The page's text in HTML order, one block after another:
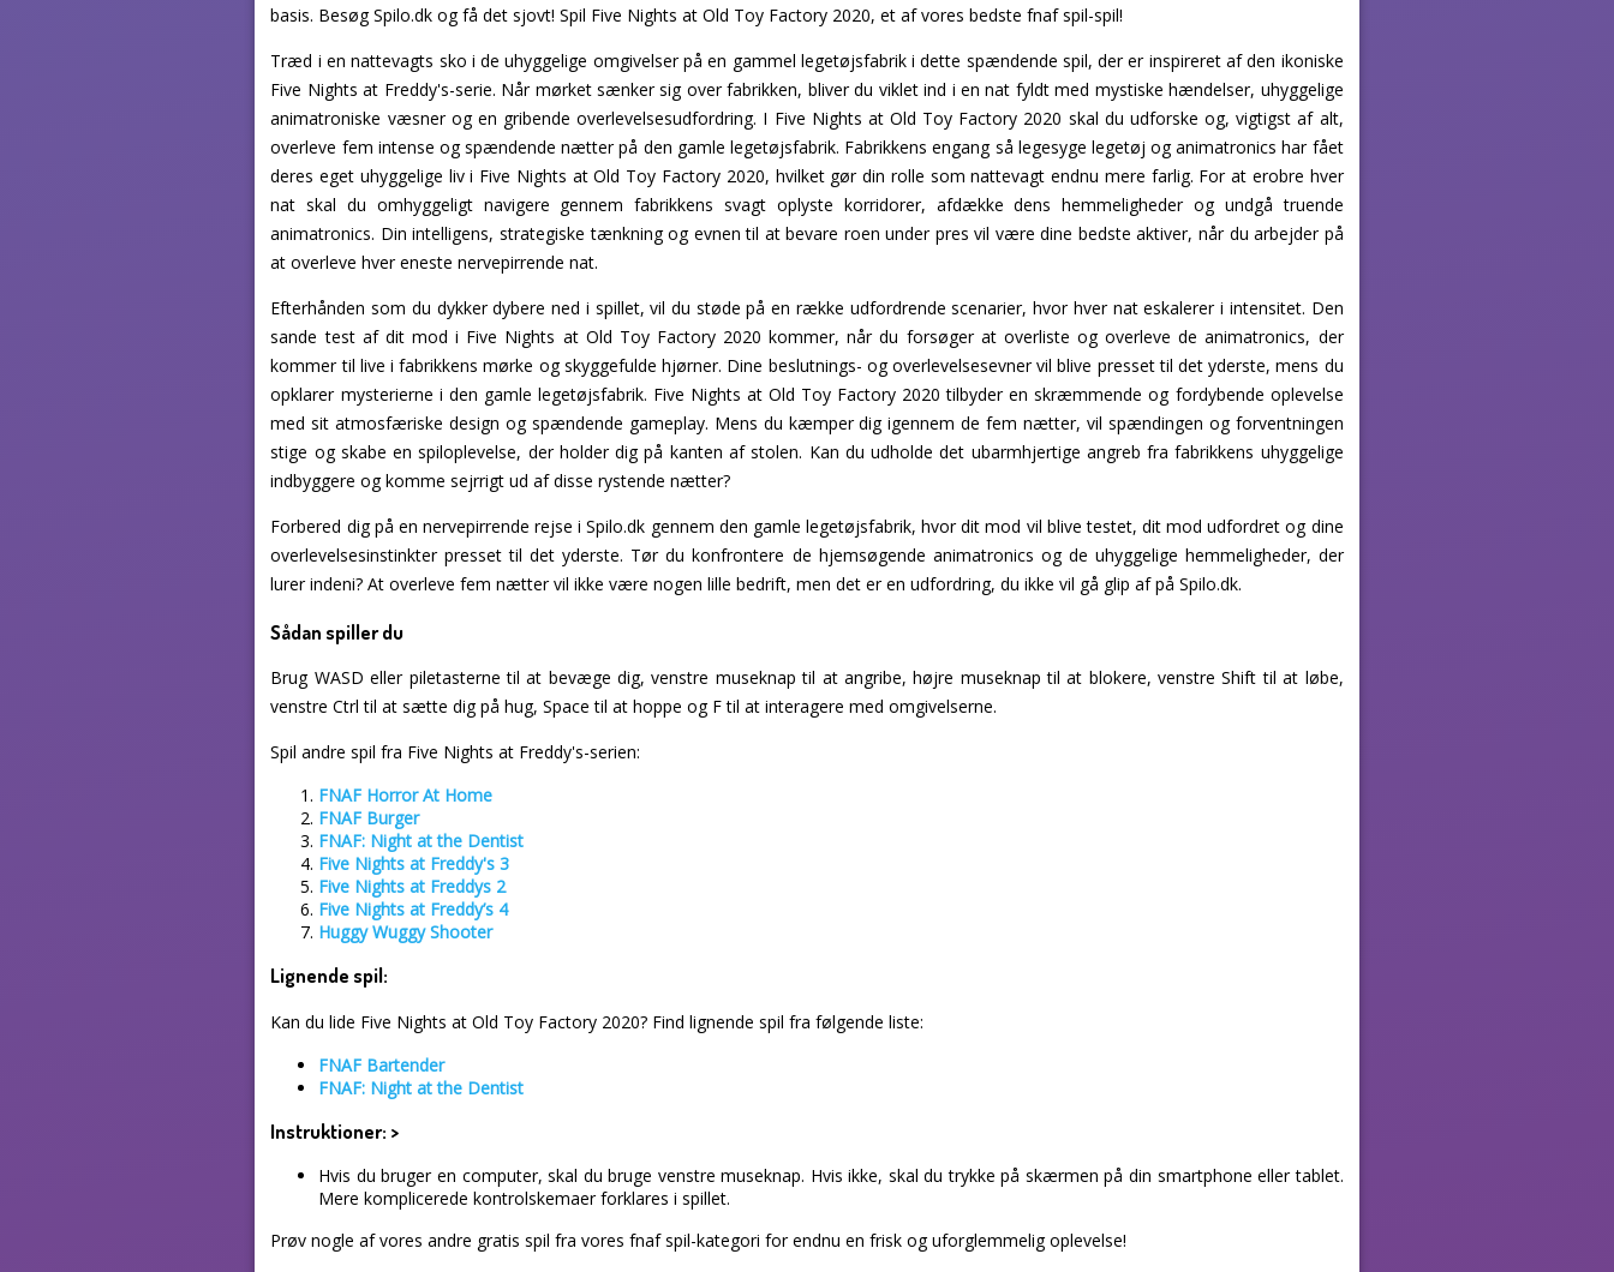
basis. Besøg Spilo.dk og få det sjovt! Spil Five Nights at Old Toy Factory 2020, et af vores bedste fnaf spil-spil!
Træd i en nattevagts sko i de uhyggelige omgivelser på en gammel legetøjsfabrik i dette spændende spil, der er inspireret af den ikoniske
Five Nights at Freddy's-serie. Når mørket sænker sig over fabrikken, bliver du viklet ind i en nat fyldt med mystiske hændelser, uhyggelige
animatroniske væsner og en gribende overlevelsesudfordring. I Five Nights at Old Toy Factory 2020 skal du udforske og, vigtigst af alt,
overleve fem intense og spændende nætter på den gamle legetøjsfabrik. Fabrikkens engang så legesyge legetøj og animatronics har fået
deres eget uhyggelige liv i Five Nights at Old Toy Factory 2020, hvilket gør din rolle som nattevagt endnu mere farlig. For at erobre hver
nat skal du omhyggeligt navigere gennem fabrikkens svagt oplyste korridorer, afdække dens hemmeligheder og undgå truende
animatronics. Din intelligens, strategiske tænkning og evnen til at bevare roen under pres vil være dine bedste aktiver, når du arbejder på
at overleve hver eneste nervepirrende nat.
Efterhånden som du dykker dybere ned i spillet, vil du støde på en række udfordrende scenarier, hvor hver nat eskalerer i intensitet. Den
sande test af dit mod i Five Nights at Old Toy Factory 2020 kommer, når du forsøger at overliste og overleve de animatronics, der
kommer til live i fabrikkens mørke og skyggefulde hjørner. Dine beslutnings- og overlevelsesevner vil blive presset til det yderste, mens du
opklarer mysterierne i den gamle legetøjsfabrik. Five Nights at Old Toy Factory 2020 tilbyder en skræmmende og fordybende oplevelse
med sit atmosfæriske design og spændende gameplay. Mens du kæmper dig igennem de fem nætter, vil spændingen og forventningen
stige og skabe en spiloplevelse, der holder dig på kanten af stolen. Kan du udholde det ubarmhjertige angreb fra fabrikkens uhyggelige
indbyggere og komme sejrrigt ud af disse rystende nætter?
Forbered dig på en nervepirrende rejse i Spilo.dk gennem den gamle legetøjsfabrik, hvor dit mod vil blive testet, dit mod udfordret og dine
overlevelsesinstinkter presset til det yderste. Tør du konfrontere de hjemsøgende animatronics og de uhyggelige hemmeligheder, der
lurer indeni? At overleve fem nætter vil ikke være nogen lille bedrift, men det er en udfordring, du ikke vil gå glip af på Spilo.dk.
Sådan spiller du
Brug WASD eller piletasterne til at bevæge dig, venstre museknap til at angribe, højre museknap til at blokere, venstre Shift til at løbe,
venstre Ctrl til at sætte dig på hug, Space til at hoppe og F til at interagere med omgivelserne.
Spil andre spil fra Five Nights at Freddy's-serien:
FNAF Horror At Home
FNAF Burger
FNAF: Night at the Dentist
Five Nights at Freddy's 3
Five Nights at Freddys 2
Five Nights at Freddy’s 4
Huggy Wuggy Shooter
Lignende spil:
Kan du lide Five Nights at Old Toy Factory 2020? Find lignende spil fra følgende liste:
FNAF Bartender
FNAF: Night at the Dentist
Instruktioner: >
Hvis du bruger en computer, skal du bruge venstre museknap. Hvis ikke, skal du trykke på skærmen på din smartphone eller tablet.
Mere komplicerede kontrolskemaer forklares i spillet.
Prøv nogle af vores andre gratis spil fra vores fnaf spil-kategori for endnu en frisk og uforglemmelig oplevelse!